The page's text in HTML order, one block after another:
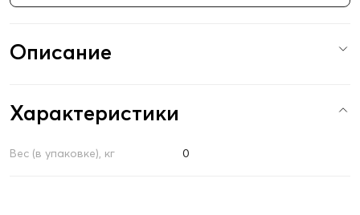
Описание
Характеристики
Вес (в упаковке), кг 0